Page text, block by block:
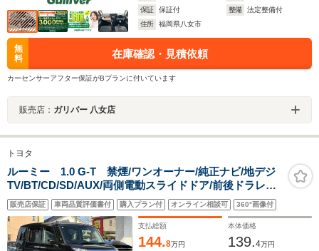
保証
保証付 整備
法定整備付
住所
福岡県八女市
無
料
在庫確認・見積依頼
カーセンサーアフター保証がBプランに付いています
販売店： ガリバー 八女店
トヨタ
ルーミー 1.0 G-T 禁煙/ワンオーナー/純正ナビ/地デジ
TV/BT/CD/SD/AUX/両側電動スライドドア/前後ドラレコ/
ビルトインETC/衝突軽減ブレーキ/レーンアシスト/コーナ
ーセンサー/LEDヘッドライト
販売店保証 車両品質評価書付 購入プラン付 オンライン相談可 360°画像付
支払総額
144.8万円
本体価格
139.4万円